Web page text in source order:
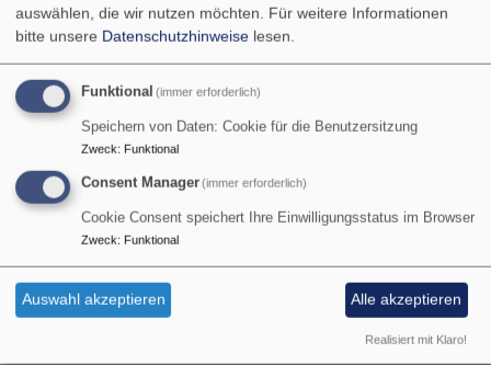
Kirchenbauvereines, Pfarrer Rippel das Modell des
Vorentwurfes, das dann mit den Plänen an die kirchliche
Baubehörde in München weitergeleitet wurde. Im Herbst
1966 stand der Name für den Neubau fest :
'Andreaskirche' -nicht nur weil die Mutterkirche, die
trägt und damit die Zusammengehörigkeit zum Ausdruck
kommen sollte, sondern vor allem auch im Hinblick auf
Leben und Wirken des Andreas.
Zu dieser Zeit begann man mit den Erdarbeiten für die
neue Kirche in Ludwigsfeld.
auswählen, die wir nutzen möchten. Für weitere Informationen
bitte unsere Datenschutzhinweise lesen.
Funktional (immer erforderlich)
Speichern von Daten: Cookie für die Benutzersitzung
Zweck: Funktional
Consent Manager(immer erforderlich)
Cookie Consent speichert Ihre Einwilligungsstatus im Browser
Zweck: Funktional
Auswahl akzeptieren Alle akzeptieren
Realisiert mit Klaro!